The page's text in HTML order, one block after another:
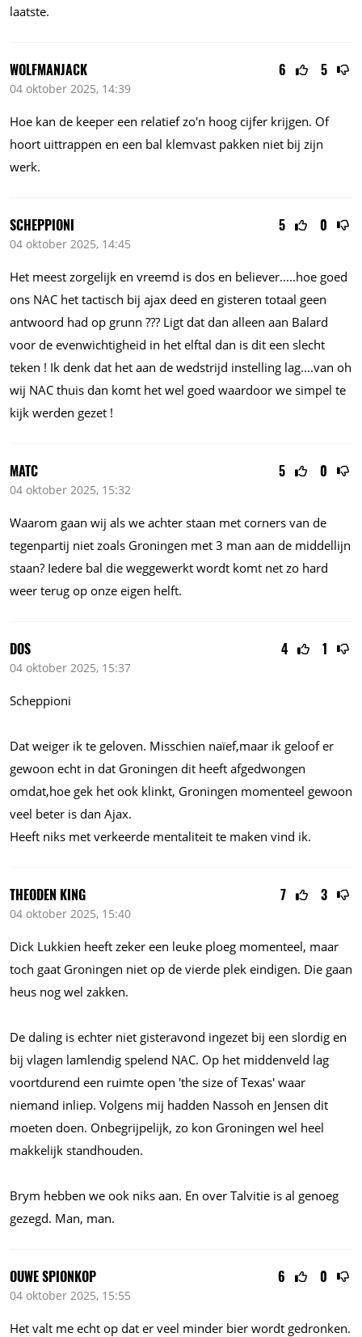
laatste.
6 5
WOLFMANJACK
04 oktober 2025, 14:39
Hoe kan de keeper een relatief zo'n hoog cijfer krijgen. Of
hoort uittrappen en een bal klemvast pakken niet bij zijn
werk.
5 0
SCHEPPIONI
04 oktober 2025, 14:45
Het meest zorgelijk en vreemd is dos en believer.....hoe goed
ons NAC het tactisch bij ajax deed en gisteren totaal geen
antwoord had op grunn ??? Ligt dat dan alleen aan Balard
voor de evenwichtigheid in het elftal dan is dit een slecht
teken ! Ik denk dat het aan de wedstrijd instelling lag....van oh
wij NAC thuis dan komt het wel goed waardoor we simpel te
kijk werden gezet !
5 0
MATC
04 oktober 2025, 15:32
Waarom gaan wij als we achter staan met corners van de
tegenpartij niet zoals Groningen met 3 man aan de middellijn
staan? Iedere bal die weggewerkt wordt komt net zo hard
weer terug op onze eigen helft.
4 1
DOS
04 oktober 2025, 15:37
Scheppioni
Dat weiger ik te geloven. Misschien naïef,maar ik geloof er
gewoon echt in dat Groningen dit heeft afgedwongen
omdat,hoe gek het ook klinkt, Groningen momenteel gewoon
veel beter is dan Ajax.
Heeft niks met verkeerde mentaliteit te maken vind ik.
7 3
THEODEN KING
04 oktober 2025, 15:40
Dick Lukkien heeft zeker een leuke ploeg momenteel, maar
toch gaat Groningen niet op de vierde plek eindigen. Die gaan
heus nog wel zakken.
De daling is echter niet gisteravond ingezet bij een slordig en
bij vlagen lamlendig spelend NAC. Op het middenveld lag
voortdurend een ruimte open 'the size of Texas' waar
niemand inliep. Volgens mij hadden Nassoh en Jensen dit
moeten doen. Onbegrijpelijk, zo kon Groningen wel heel
makkelijk standhouden.
Brym hebben we ook niks aan. En over Talvitie is al genoeg
gezegd. Man, man.
6 0
OUWE SPIONKOP
04 oktober 2025, 15:55
Het valt me echt op dat er veel minder bier wordt gedronken.